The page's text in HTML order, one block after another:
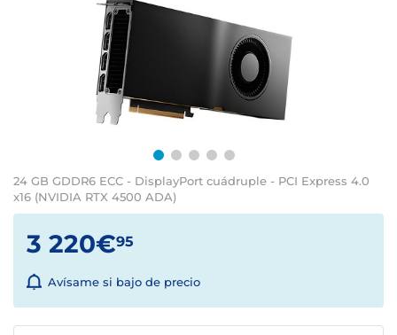
24 GB GDDR6 ECC - DisplayPort cuádruple - PCI Express 4.0
x16 (NVIDIA RTX 4500 ADA)
3 220€95
Avísame si bajo de precio